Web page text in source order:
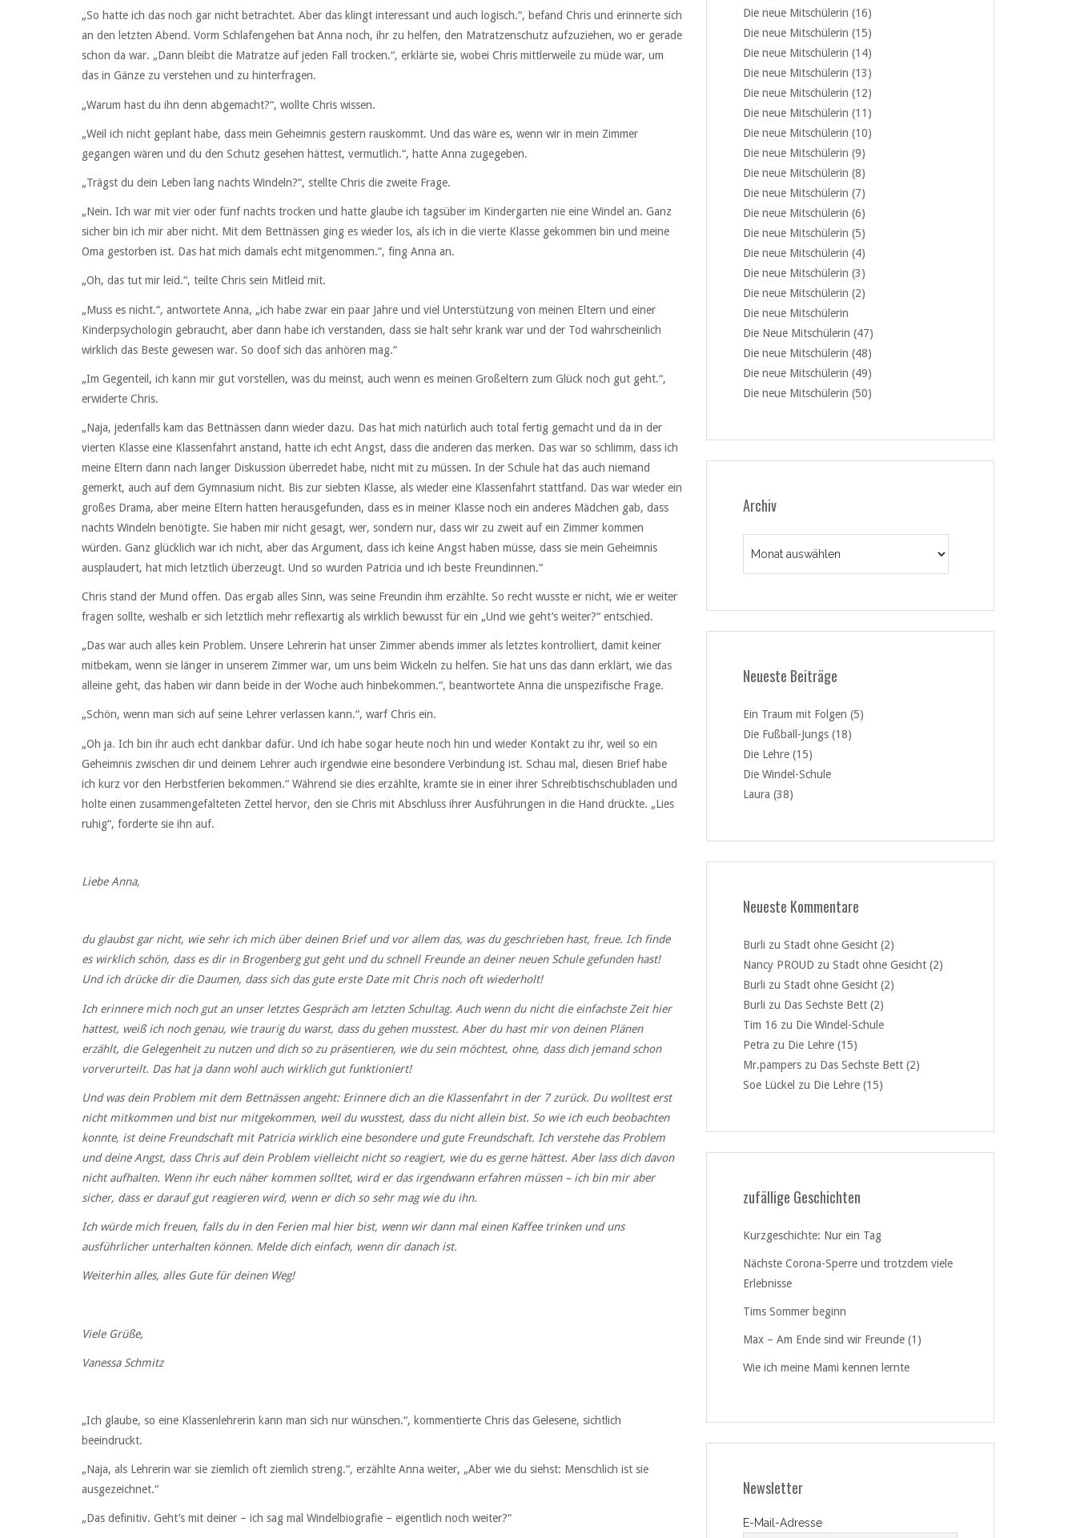
„So hatte ich das noch gar nicht betrachtet. Aber das klingt interessant und auch logisch.“, befand Chris und erinnerte sich
an den letzten Abend. Vorm Schlafengehen bat Anna noch, ihr zu helfen, den Matratzenschutz aufzuziehen, wo er gerade
schon da war. „Dann bleibt die Matratze auf jeden Fall trocken.“, erklärte sie, wobei Chris mittlerweile zu müde war, um
das in Gänze zu verstehen und zu hinterfragen.
„Warum hast du ihn denn abgemacht?“, wollte Chris wissen.
„Weil ich nicht geplant habe, dass mein Geheimnis gestern rauskommt. Und das wäre es, wenn wir in mein Zimmer
gegangen wären und du den Schutz gesehen hättest, vermutlich.“, hatte Anna zugegeben.
„Trägst du dein Leben lang nachts Windeln?“, stellte Chris die zweite Frage.
„Nein. Ich war mit vier oder fünf nachts trocken und hatte glaube ich tagsüber im Kindergarten nie eine Windel an. Ganz
sicher bin ich mir aber nicht. Mit dem Bettnässen ging es wieder los, als ich in die vierte Klasse gekommen bin und meine
Oma gestorben ist. Das hat mich damals echt mitgenommen.“, fing Anna an.
„Oh, das tut mir leid.“, teilte Chris sein Mitleid mit.
„Muss es nicht.“, antwortete Anna, „ich habe zwar ein paar Jahre und viel Unterstützung von meinen Eltern und einer
Kinderpsychologin gebraucht, aber dann habe ich verstanden, dass sie halt sehr krank war und der Tod wahrscheinlich
wirklich das Beste gewesen war. So doof sich das anhören mag.“
„Im Gegenteil, ich kann mir gut vorstellen, was du meinst, auch wenn es meinen Großeltern zum Glück noch gut geht.“,
erwiderte Chris.
„Naja, jedenfalls kam das Bettnässen dann wieder dazu. Das hat mich natürlich auch total fertig gemacht und da in der
vierten Klasse eine Klassenfahrt anstand, hatte ich echt Angst, dass die anderen das merken. Das war so schlimm, dass ich
meine Eltern dann nach langer Diskussion überredet habe, nicht mit zu müssen. In der Schule hat das auch niemand
gemerkt, auch auf dem Gymnasium nicht. Bis zur siebten Klasse, als wieder eine Klassenfahrt stattfand. Das war wieder ein
großes Drama, aber meine Eltern hatten herausgefunden, dass es in meiner Klasse noch ein anderes Mädchen gab, dass
nachts Windeln benötigte. Sie haben mir nicht gesagt, wer, sondern nur, dass wir zu zweit auf ein Zimmer kommen
würden. Ganz glücklich war ich nicht, aber das Argument, dass ich keine Angst haben müsse, dass sie mein Geheimnis
ausplaudert, hat mich letztlich überzeugt. Und so wurden Patricia und ich beste Freundinnen.“
Chris stand der Mund offen. Das ergab alles Sinn, was seine Freundin ihm erzählte. So recht wusste er nicht, wie er weiter
fragen sollte, weshalb er sich letztlich mehr reflexartig als wirklich bewusst für ein „Und wie geht’s weiter?“ entschied.
„Das war auch alles kein Problem. Unsere Lehrerin hat unser Zimmer abends immer als letztes kontrolliert, damit keiner
mitbekam, wenn sie länger in unserem Zimmer war, um uns beim Wickeln zu helfen. Sie hat uns das dann erklärt, wie das
alleine geht, das haben wir dann beide in der Woche auch hinbekommen.“, beantwortete Anna die unspezifische Frage.
„Schön, wenn man sich auf seine Lehrer verlassen kann.“, warf Chris ein.
„Oh ja. Ich bin ihr auch echt dankbar dafür. Und ich habe sogar heute noch hin und wieder Kontakt zu ihr, weil so ein
Geheimnis zwischen dir und deinem Lehrer auch irgendwie eine besondere Verbindung ist. Schau mal, diesen Brief habe
ich kurz vor den Herbstferien bekommen.“ Während sie dies erzählte, kramte sie in einer ihrer Schreibtischschubladen und
holte einen zusammengefalteten Zettel hervor, den sie Chris mit Abschluss ihrer Ausführungen in die Hand drückte. „Lies
ruhig“, forderte sie ihn auf.
Liebe Anna,
du glaubst gar nicht, wie sehr ich mich über deinen Brief und vor allem das, was du geschrieben hast, freue. Ich finde
es wirklich schön, dass es dir in Brogenberg gut geht und du schnell Freunde an deiner neuen Schule gefunden hast!
Und ich drücke dir die Daumen, dass sich das gute erste Date mit Chris noch oft wiederholt!
Ich erinnere mich noch gut an unser letztes Gespräch am letzten Schultag. Auch wenn du nicht die einfachste Zeit hier
hattest, weiß ich noch genau, wie traurig du warst, dass du gehen musstest. Aber du hast mir von deinen Plänen
erzählt, die Gelegenheit zu nutzen und dich so zu präsentieren, wie du sein möchtest, ohne, dass dich jemand schon
vorverurteilt. Das hat ja dann wohl auch wirklich gut funktioniert!
Und was dein Problem mit dem Bettnässen angeht: Erinnere dich an die Klassenfahrt in der 7 zurück. Du wolltest erst
nicht mitkommen und bist nur mitgekommen, weil du wusstest, dass du nicht allein bist. So wie ich euch beobachten
konnte, ist deine Freundschaft mit Patricia wirklich eine besondere und gute Freundschaft. Ich verstehe das Problem
und deine Angst, dass Chris auf dein Problem vielleicht nicht so reagiert, wie du es gerne hättest. Aber lass dich davon
nicht aufhalten. Wenn ihr euch näher kommen solltet, wird er das irgendwann erfahren müssen – ich bin mir aber
sicher, dass er darauf gut reagieren wird, wenn er dich so sehr mag wie du ihn.
Ich würde mich freuen, falls du in den Ferien mal hier bist, wenn wir dann mal einen Kaffee trinken und uns
ausführlicher unterhalten können. Melde dich einfach, wenn dir danach ist.
Weiterhin alles, alles Gute für deinen Weg!
Viele Grüße,
Vanessa Schmitz
„Ich glaube, so eine Klassenlehrerin kann man sich nur wünschen.“, kommentierte Chris das Gelesene, sichtlich
beeindruckt.
„Naja, als Lehrerin war sie ziemlich oft ziemlich streng.“, erzählte Anna weiter, „Aber wie du siehst: Menschlich ist sie
ausgezeichnet.“
„Das definitiv. Geht’s mit deiner – ich sag mal Windelbiografie – eigentlich noch weiter?“
Die neue Mitschülerin (16)
Die neue Mitschülerin (15)
Die neue Mitschülerin (14)
Die neue Mitschülerin (13)
Die neue Mitschülerin (12)
Die neue Mitschülerin (11)
Die neue Mitschülerin (10)
Die neue Mitschülerin (9)
Die neue Mitschülerin (8)
Die neue Mitschülerin (7)
Die neue Mitschülerin (6)
Die neue Mitschülerin (5)
Die neue Mitschülerin (4)
Die neue Mitschülerin (3)
Die neue Mitschülerin (2)
Die neue Mitschülerin
Die Neue Mitschülerin (47)
Die neue Mitschülerin (48)
Die neue Mitschülerin (49)
Die neue Mitschülerin (50)
Archiv
Neueste Beiträge
Ein Traum mit Folgen (5)
Die Fußball-Jungs (18)
Die Lehre (15)
Die Windel-Schule
Laura (38)
Neueste Kommentare
Burli zu Stadt ohne Gesicht (2)
Nancy PROUD zu Stadt ohne Gesicht (2)
Burli zu Stadt ohne Gesicht (2)
Burli zu Das Sechste Bett (2)
Tim 16 zu Die Windel-Schule
Petra zu Die Lehre (15)
Mr.pampers zu Das Sechste Bett (2)
Soe Lückel zu Die Lehre (15)
zufällige Geschichten
Kurzgeschichte: Nur ein Tag
Nächste Corona-Sperre und trotzdem viele
Erlebnisse
Tims Sommer beginn
Max – Am Ende sind wir Freunde (1)
Wie ich meine Mami kennen lernte
Newsletter
E-Mail-Adresse